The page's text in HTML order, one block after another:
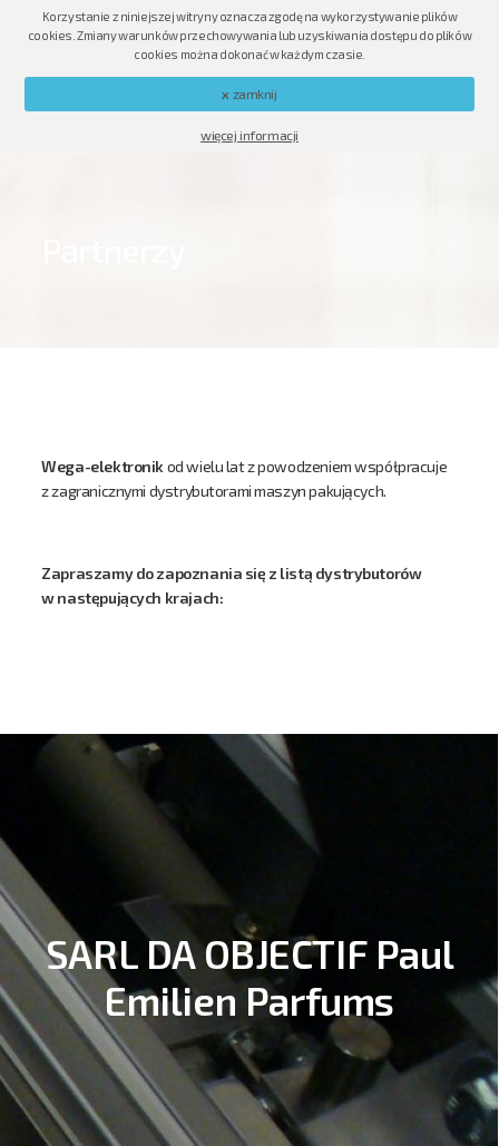
Korzystanie z niniejszej witryny oznacza zgodę na wykorzystywanie plików
cookies. Zmiany warunków przechowywania lub uzyskiwania dostępu do plików
cookies można dokonać w każdym czasie.
x zamknij
więcej informacji
RU
EN
Wega-elektronik od wielu lat z powodzeniem współpracuje
z zagranicznymi dystrybutorami maszyn pakujących.
Zapraszamy do zapoznania się z listą dystrybutorów
w następujących krajach:
SARL DA OBJECTIF Paul
Emilien Parfums